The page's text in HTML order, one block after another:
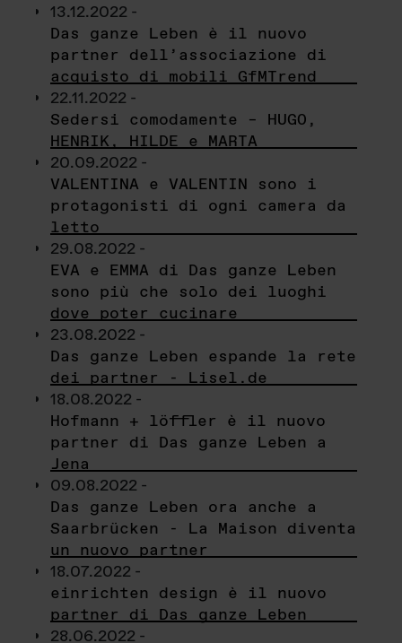
13.12.2022 -
Das ganze Leben è il nuovo
partner dell’associazione di
acquisto di mobili GfMTrend
22.11.2022 -
Sedersi comodamente – HUGO,
HENRIK, HILDE e MARTA
20.09.2022 -
VALENTINA e VALENTIN sono i
protagonisti di ogni camera da
letto
29.08.2022 -
EVA e EMMA di Das ganze Leben
sono più che solo dei luoghi
dove poter cucinare
23.08.2022 -
Das ganze Leben espande la rete
dei partner - Lisel.de
18.08.2022 -
Hofmann + löffler è il nuovo
partner di Das ganze Leben a
Jena
09.08.2022 -
Das ganze Leben ora anche a
Saarbrücken - La Maison diventa
un nuovo partner
18.07.2022 -
einrichten design è il nuovo
partner di Das ganze Leben
28.06.2022 -